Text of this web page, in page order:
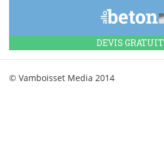
DEVIS GRATUIT
© Vamboisset Media 2014